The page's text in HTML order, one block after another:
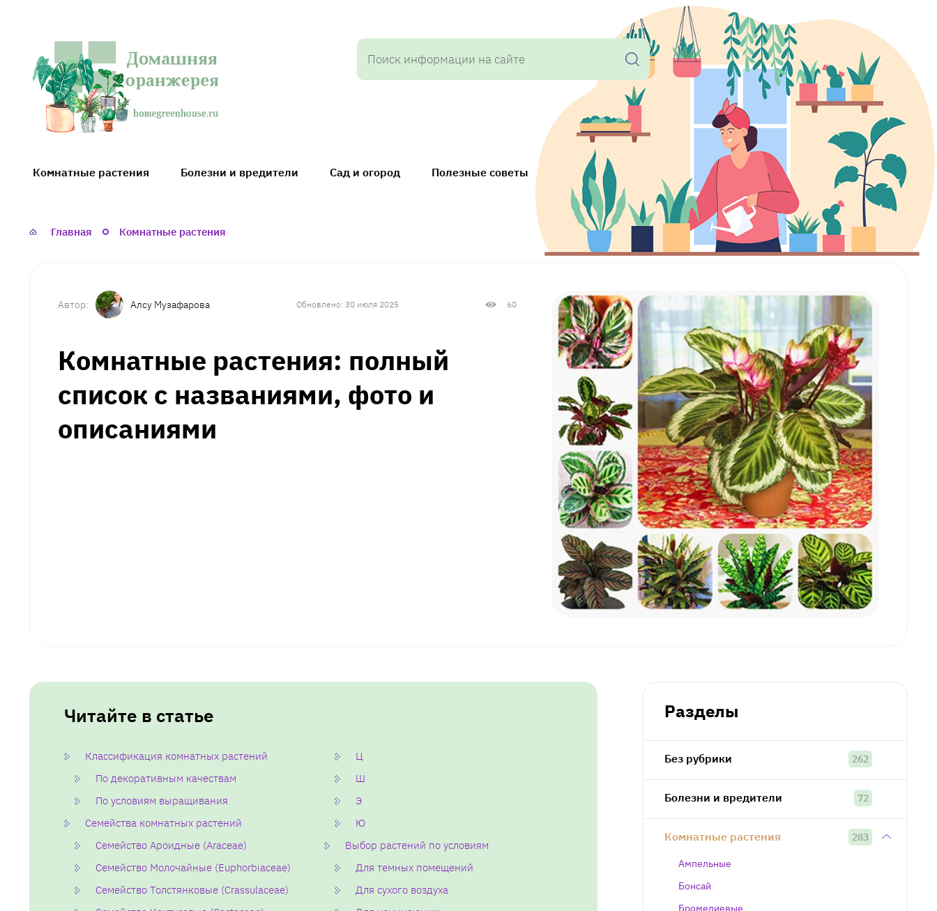
Домашняя
оранжерея
Комнатные растения Болезни и вредители Сад и огород Полезные советы
Главная Комнатные растения
Алсу Музафарова Обновлено: 30 июля 2025 60
Комнатные растения: полный
список с названиями, фото и
описаниями
Читайте в статье
Классификация комнатных растений
По декоративным качествам
По условиям выращивания
Семейства комнатных растений
Семейство Ароидные (Araceae)
Семейство Молочайные (Euphorbiaceae)
Семейство Толстянковые (Crassulaceae)
Ц
Ш
Э
Ю
Выбор растений по условиям
Для темных помещений
Для сухого воздуха
Разделы
Без рубрики 262
Болезни и вредители 72
Комнатные растения 283
Ампельные
Бонсай
Бромелиевые